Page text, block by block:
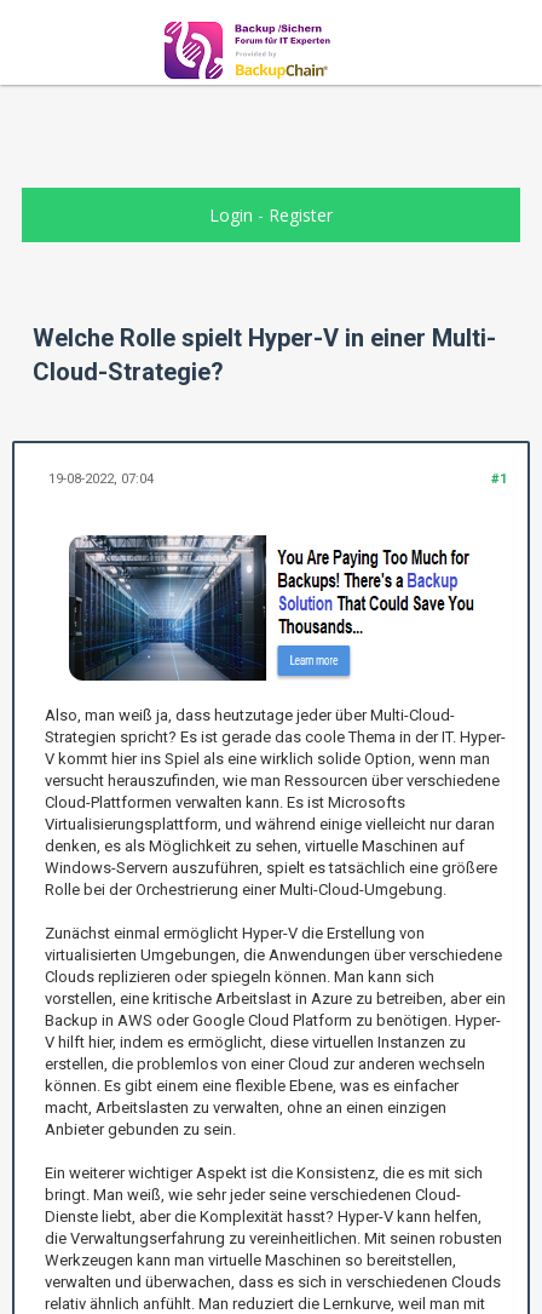
Login - Register
Welche Rolle spielt Hyper-V in einer Multi-
Cloud-Strategie?
#1
19-08-2022, 07:04
Also, man weiß ja, dass heutzutage jeder über Multi-Cloud-
Strategien spricht? Es ist gerade das coole Thema in der IT. Hyper-
V kommt hier ins Spiel als eine wirklich solide Option, wenn man
versucht herauszufinden, wie man Ressourcen über verschiedene
Cloud-Plattformen verwalten kann. Es ist Microsofts
Virtualisierungsplattform, und während einige vielleicht nur daran
denken, es als Möglichkeit zu sehen, virtuelle Maschinen auf
Windows-Servern auszuführen, spielt es tatsächlich eine größere
Rolle bei der Orchestrierung einer Multi-Cloud-Umgebung.
Zunächst einmal ermöglicht Hyper-V die Erstellung von
virtualisierten Umgebungen, die Anwendungen über verschiedene
Clouds replizieren oder spiegeln können. Man kann sich
vorstellen, eine kritische Arbeitslast in Azure zu betreiben, aber ein
Backup in AWS oder Google Cloud Platform zu benötigen. Hyper-
V hilft hier, indem es ermöglicht, diese virtuellen Instanzen zu
erstellen, die problemlos von einer Cloud zur anderen wechseln
können. Es gibt einem eine flexible Ebene, was es einfacher
macht, Arbeitslasten zu verwalten, ohne an einen einzigen
Anbieter gebunden zu sein.
Ein weiterer wichtiger Aspekt ist die Konsistenz, die es mit sich
bringt. Man weiß, wie sehr jeder seine verschiedenen Cloud-
Dienste liebt, aber die Komplexität hasst? Hyper-V kann helfen,
die Verwaltungserfahrung zu vereinheitlichen. Mit seinen robusten
Werkzeugen kann man virtuelle Maschinen so bereitstellen,
verwalten und überwachen, dass es sich in verschiedenen Clouds
relativ ähnlich anfühlt. Man reduziert die Lernkurve, weil man mit